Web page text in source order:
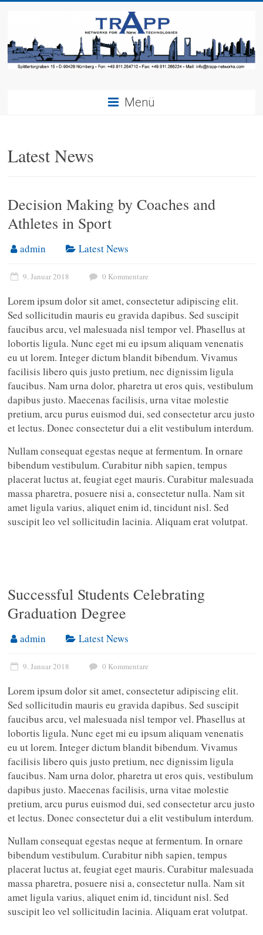
Menü
Latest News
Decision Making by Coaches and
Athletes in Sport
admin Latest News
9. Januar 2018 0 Kommentare
Lorem ipsum dolor sit amet, consectetur adipiscing elit.
Sed sollicitudin mauris eu gravida dapibus. Sed suscipit
faucibus arcu, vel malesuada nisl tempor vel. Phasellus at
lobortis ligula. Nunc eget mi eu ipsum aliquam venenatis
eu ut lorem. Integer dictum blandit bibendum. Vivamus
facilisis libero quis justo pretium, nec dignissim ligula
faucibus. Nam urna dolor, pharetra ut eros quis, vestibulum
dapibus justo. Maecenas facilisis, urna vitae molestie
pretium, arcu purus euismod dui, sed consectetur arcu justo
et lectus. Donec consectetur dui a elit vestibulum interdum.
Nullam consequat egestas neque at fermentum. In ornare
bibendum vestibulum. Curabitur nibh sapien, tempus
placerat luctus at, feugiat eget mauris. Curabitur malesuada
massa pharetra, posuere nisi a, consectetur nulla. Nam sit
amet ligula varius, aliquet enim id, tincidunt nisl. Sed
suscipit leo vel sollicitudin lacinia. Aliquam erat volutpat.
Successful Students Celebrating
Graduation Degree
admin Latest News
9. Januar 2018 0 Kommentare
Lorem ipsum dolor sit amet, consectetur adipiscing elit.
Sed sollicitudin mauris eu gravida dapibus. Sed suscipit
faucibus arcu, vel malesuada nisl tempor vel. Phasellus at
lobortis ligula. Nunc eget mi eu ipsum aliquam venenatis
eu ut lorem. Integer dictum blandit bibendum. Vivamus
facilisis libero quis justo pretium, nec dignissim ligula
faucibus. Nam urna dolor, pharetra ut eros quis, vestibulum
dapibus justo. Maecenas facilisis, urna vitae molestie
pretium, arcu purus euismod dui, sed consectetur arcu justo
et lectus. Donec consectetur dui a elit vestibulum interdum.
Nullam consequat egestas neque at fermentum. In ornare
bibendum vestibulum. Curabitur nibh sapien, tempus
placerat luctus at, feugiat eget mauris. Curabitur malesuada
massa pharetra, posuere nisi a, consectetur nulla. Nam sit
amet ligula varius, aliquet enim id, tincidunt nisl. Sed
suscipit leo vel sollicitudin lacinia. Aliquam erat volutpat.